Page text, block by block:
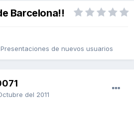
Barcelona!!
Presentaciones de nuevos usuarios
del 2011